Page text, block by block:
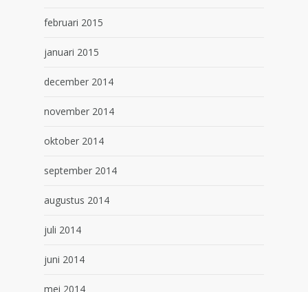
februari 2015
januari 2015
december 2014
november 2014
oktober 2014
september 2014
augustus 2014
juli 2014
juni 2014
mei 2014